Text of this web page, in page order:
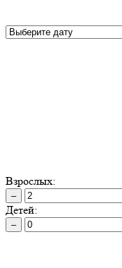
Взрослых:
–
Детей:
–